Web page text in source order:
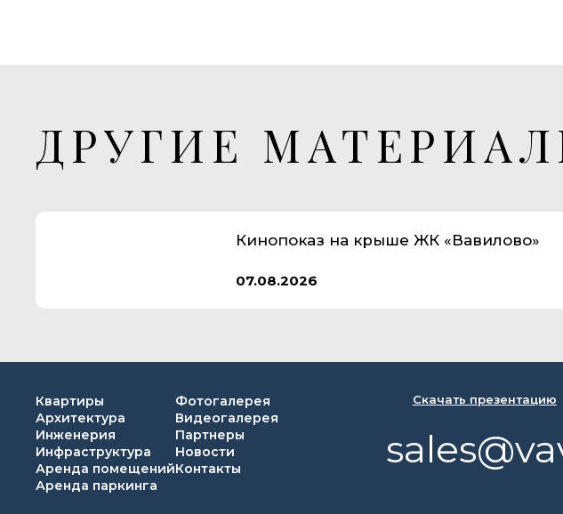
ДРУГИЕ
Кинопоказ на крыше ЖК «Вавилово»
07.08.2026
Квартиры
Архитектура
Инженерия
Инфраструктура
Аренда помещений
Аренда паркинга
Фотогалерея
Видеогалерея
Партнеры
Новости
Контакты
Скачать презентацию